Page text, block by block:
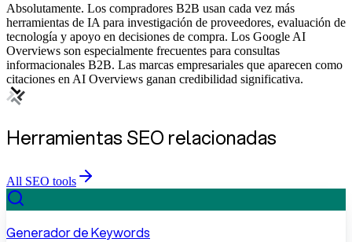
Absolutamente. Los compradores B2B usan cada vez más
herramientas de IA para investigación de proveedores, evaluación de
tecnología y apoyo en decisiones de compra. Los Google AI
Overviews son especialmente frecuentes para consultas
informacionales B2B. Las marcas empresariales que aparecen como
citaciones en AI Overviews ganan credibilidad significativa.
Herramientas SEO relacionadas
All SEO tools
Generador de Keywords